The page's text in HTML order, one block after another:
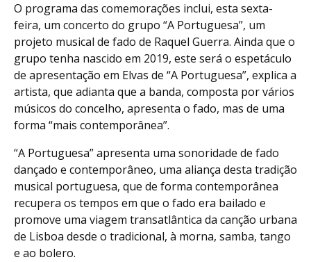
O programa das comemorações inclui, esta sexta-
feira, um concerto do grupo “A Portuguesa”, um
projeto musical de fado de Raquel Guerra. Ainda que o
grupo tenha nascido em 2019, este será o espetáculo
de apresentação em Elvas de “A Portuguesa”, explica a
artista, que adianta que a banda, composta por vários
músicos do concelho, apresenta o fado, mas de uma
forma “mais contemporânea”.
“A Portuguesa” apresenta uma sonoridade de fado
dançado e contemporâneo, uma aliança desta tradição
musical portuguesa, que de forma contemporânea
recupera os tempos em que o fado era bailado e
promove uma viagem transatlântica da canção urbana
de Lisboa desde o tradicional, à morna, samba, tango
e ao bolero.